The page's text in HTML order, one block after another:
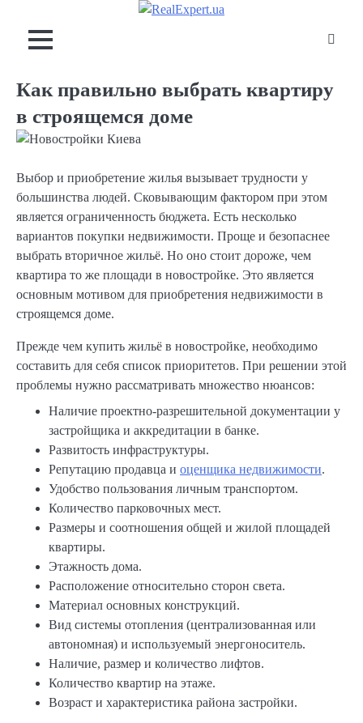
content
Как правильно выбрать квартиру
в строящемся доме
Выбор и приобретение жилья вызывает трудности у
большинства людей. Сковывающим фактором при этом
является ограниченность бюджета. Есть несколько
вариантов покупки недвижимости. Проще и безопаснее
выбрать вторичное жильё. Но оно стоит дороже, чем
квартира то же площади в новостройке. Это является
основным мотивом для приобретения недвижимости в
строящемся доме.
Прежде чем купить жильё в новостройке, необходимо
составить для себя список приоритетов. При решении этой
проблемы нужно рассматривать множество нюансов:
Наличие проектно-разрешительной документации у
застройщика и аккредитации в банке.
Развитость инфраструктуры.
Репутацию продавца и оценщика недвижимости.
Удобство пользования личным транспортом.
Количество парковочных мест.
Размеры и соотношения общей и жилой площадей
квартиры.
Этажность дома.
Расположение относительно сторон света.
Материал основных конструкций.
Вид системы отопления (централизованная или
автономная) и используемый энергоноситель.
Наличие, размер и количество лифтов.
Количество квартир на этаже.
Возраст и характеристика района застройки.